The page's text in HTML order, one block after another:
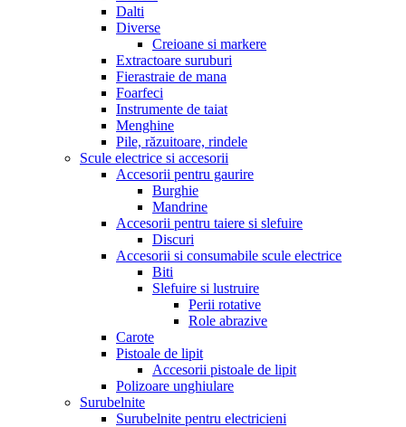
Dalti
Diverse
Creioane si markere
Extractoare suruburi
Fierastraie de mana
Foarfeci
Instrumente de taiat
Menghine
Pile, răzuitoare, rindele
Scule electrice si accesorii
Accesorii pentru gaurire
Burghie
Mandrine
Accesorii pentru taiere si slefuire
Discuri
Accesorii si consumabile scule electrice
Biti
Slefuire si lustruire
Perii rotative
Role abrazive
Carote
Pistoale de lipit
Accesorii pistoale de lipit
Polizoare unghiulare
Surubelnite
Surubelnite pentru electricieni